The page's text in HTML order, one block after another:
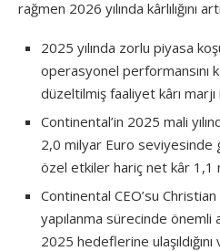
rağmen 2026 yılında kârlılığını
2025 yılında zorlu piyasa
operasyonel performansını
düzeltilmiş faaliyet kârı marjı
Continental’in 2025 mali
2,0 milyar Euro seviyesinde
özel etkiler hariç net kâr 1,1
Continental CEO’su
yapılanma sürecinde önemli
2025 hedeflerine